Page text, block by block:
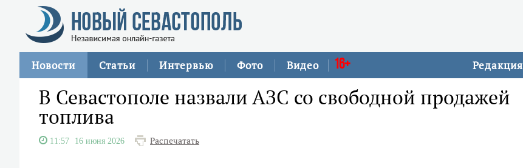
Редакция
Новости Статьи Интервью Фото Видео 16+
В Севастополе назвали АЗС со свободной продажей
топлива
11:57 16 июня 2026 Распечатать